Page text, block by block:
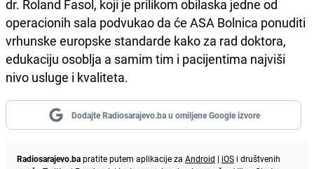
dr. Roland Fasol, koji je prilikom obilaska jedne od
operacionih sala podvukao da će ASA Bolnica ponuditi
vrhunske europske standarde kako za rad doktora,
edukaciju osoblja a samim tim i pacijentima najviši
nivo usluge i kvaliteta.
Dodajte Radiosarajevo.ba u omiljene Google izvore
Radiosarajevo.bapratite putem aplikacije za Android | iOS i društvenih